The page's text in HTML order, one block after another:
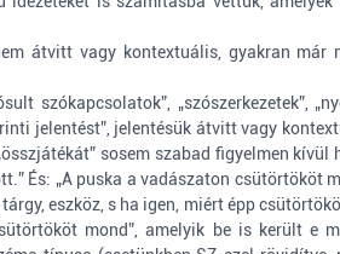
átvitt vagy kontextuális, gyakran már
szókapcsolatok”, „szószerkezetek”,
jelentést”, jelentésük átvitt vagy
sosem szabad figyelmen kívül
És: „A puska a vadászaton csütörtököt
eszköz, s ha igen, miért épp
mond”, amelyik be is került e